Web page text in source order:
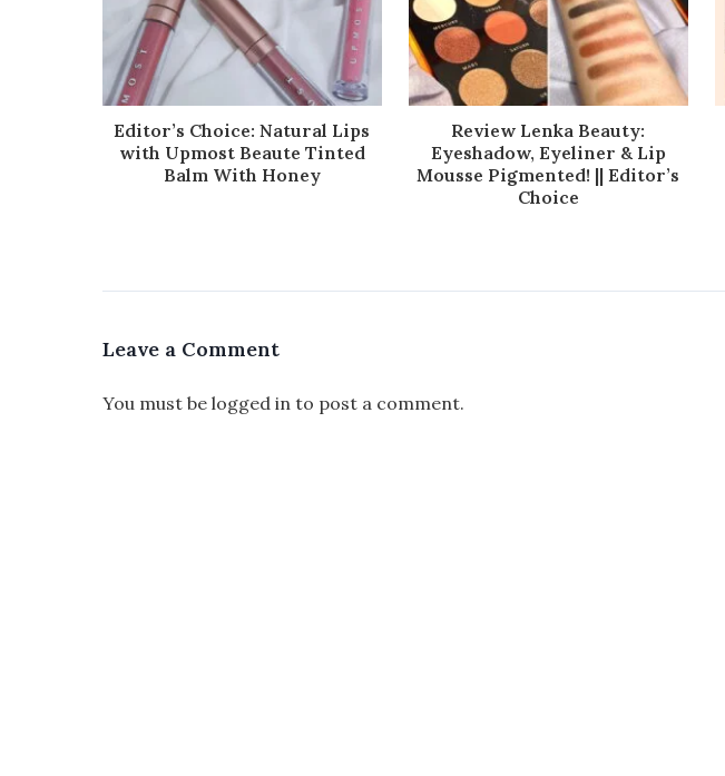
Editor’s Choice: Natural Lips
with Upmost Beaute Tinted
Balm With Honey
Review Lenka Beauty:
Eyeshadow, Eyeliner & Lip
Mousse Pigmented! || Editor’s
Choice
Leave a Comment
You must be logged in to post a comment.